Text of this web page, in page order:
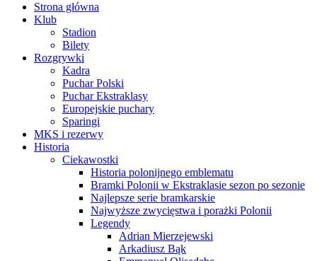
Strona główna
Klub
Stadion
Bilety
Rozgrywki
Kadra
Puchar Polski
Puchar Ekstraklasy
Europejskie puchary
Sparingi
MKS i rezerwy
Historia
Ciekawostki
Historia polonijnego emblematu
Bramki Polonii w Ekstraklasie sezon po sezonie
Najlepsze serie bramkarskie
Najwyższe zwycięstwa i porażki Polonii
Legendy
Adrian Mierzejewski
Arkadiusz Bąk